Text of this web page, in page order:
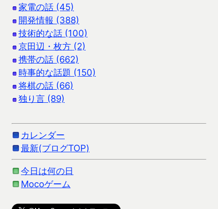
家電の話 (45)
開発情報 (388)
技術的な話 (100)
京田辺・枚方 (2)
携帯の話 (662)
時事的な話題 (150)
将棋の話 (66)
独り言 (89)
カレンダー
最新(ブログTOP)
今日は何の日
Mocoゲーム